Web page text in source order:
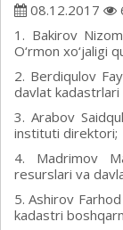
08.12.2017
1. Bakirov
O‘rmon xo‘jaligi
2. Berdiqulov
davlat kadastrlari
3. Arabov
instituti direktori;
4. Madrimov
resurslari va
5. Ashirov
kadastri